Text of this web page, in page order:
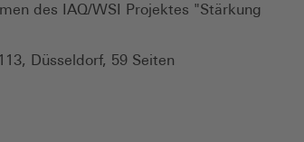
des IAQ/WSI Projektes "Stärkung
Düsseldorf, 59 Seiten